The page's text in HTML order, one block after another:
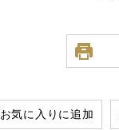
お気に入りに追加